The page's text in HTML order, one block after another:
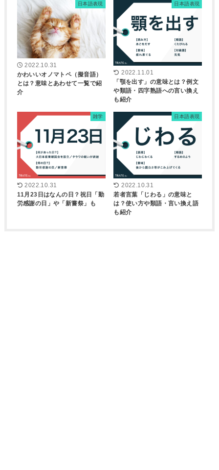
日本語表現
2022.10.31
かわいいオノマトペ（擬音語）
とは？意味とあわせて一覧で紹
介
日本語表現
2022.11.01
「顎を出す」の意味とは？例文
や類語・四字熟語への言い換え
も紹介
雑学
2022.10.31
11月23日はなんの日？祝日「勤
労感謝の日」や「新嘗祭」も
日本語表現
2022.10.31
若者言葉「じわる」の意味と
は？使い方や類語・言い換え語
も紹介